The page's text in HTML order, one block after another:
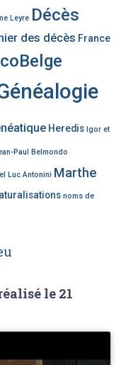
Leyre Décès
des décès France
Heredis Igor et
Paul Belmondo
Luc Antonini Marthe
noms de
le 21